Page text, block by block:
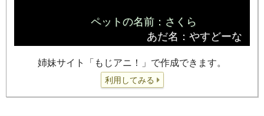
姉妹サイト「もじアニ！」で作成できます。
利用してみる